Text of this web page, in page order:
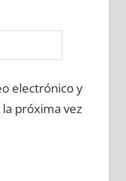
electrónico y
próxima vez